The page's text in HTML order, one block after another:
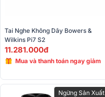
Tai Nghe Không Dây Bowers &
11.281.000đ
Mua và thanh toán ngay giảm
Ngừng Sản Xuất